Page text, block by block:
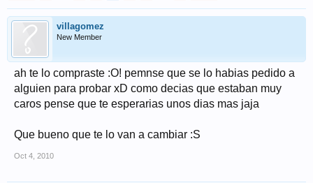
villagomez
New Member
ah te lo compraste :O! pemnse que se lo habias pedido a
alguien para probar xD como decias que estaban muy
caros pense que te esperarias unos dias mas jaja
Que bueno que te lo van a cambiar :S
Oct 4, 2010